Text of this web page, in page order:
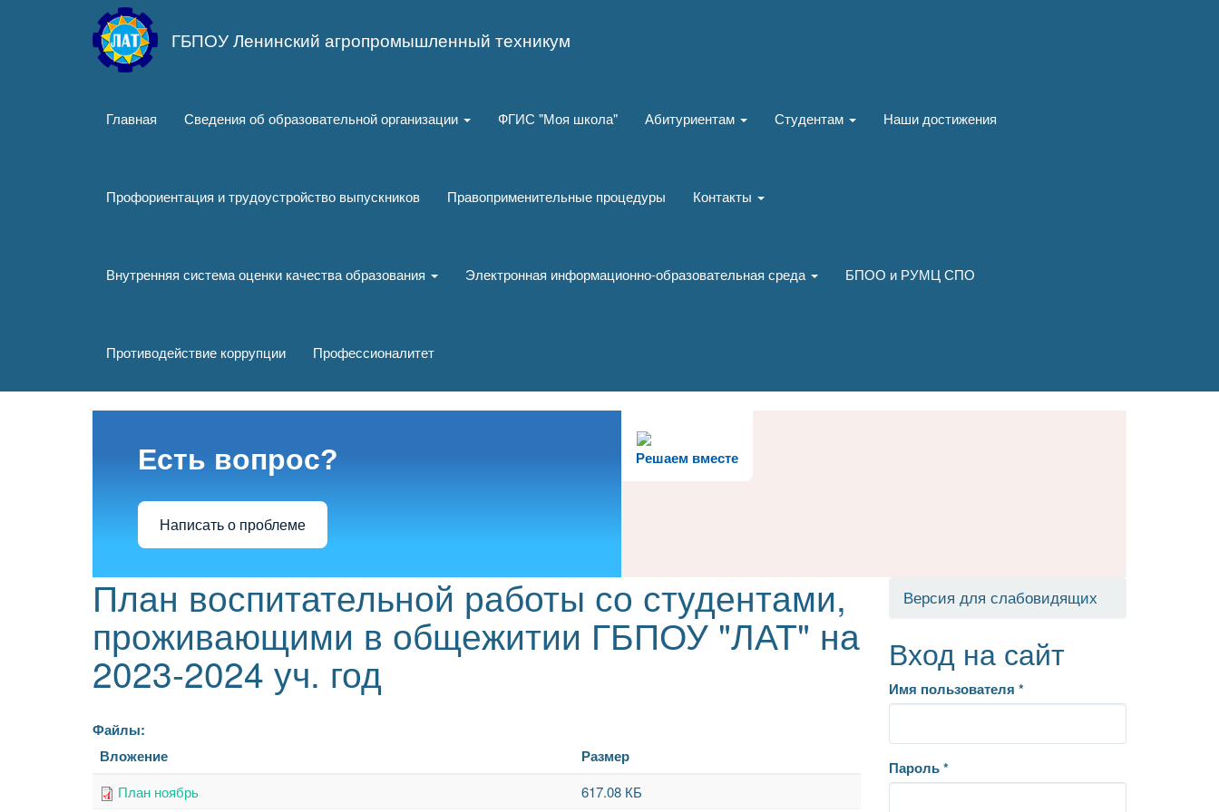
ГБПОУ Ленинский агропромышленный техникум
Главная Сведения об образовательной организации ФГИС "Моя школа" Абитуриентам Студентам Наши достижения
Профориентация и трудоустройство выпускников Правоприменительные процедуры Контакты
Внутренняя система оценки качества образования Электронная информационно-образовательная среда БПОО и РУМЦ СПО
Противодействие коррупции Профессионалитет
Решаем вместе
Есть вопрос?
Написать о проблеме
План воспитательной работы со студентами,
проживающими в общежитии ГБПОУ "ЛАТ" на
2023-2024 уч. год
Файлы:
Вложение
Размер
План ноябрь 617.08 КБ
Версия для слабовидящих
Вход на сайт
Имя пользователя *
Пароль*